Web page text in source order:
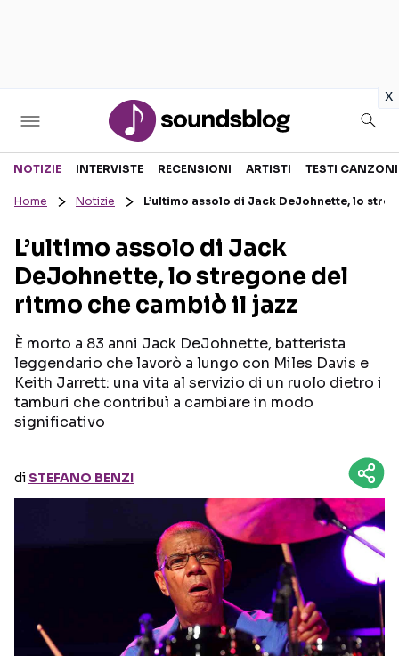
x
Sezioni
RECENSIONI MUSICALI
INTERVISTE
GOSSIP E CURIOSITÀ
TESTI CANZONI
TOUR ED EVENTI
TALENT SHOW
NOTIZIE INTERVISTE RECENSIONI ARTISTI TESTI CANZONI
Home Notizie L’ultimo assolo di Jack DeJohnette, lo
L’ultimo assolo di Jack
DeJohnette, lo stregone del
ritmo che cambiò il jazz
È morto a 83 anni Jack DeJohnette, batterista
leggendario che lavorò a lungo con Miles Davis e
Keith Jarrett: una vita al servizio di un ruolo dietro i
tamburi che contribuì a cambiare in modo
significativo
diSTEFANO BENZI